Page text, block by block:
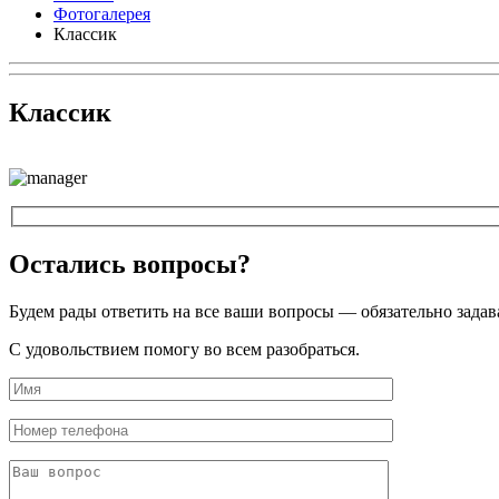
Фотогалерея
Классик
Классик
Остались вопросы?
Будем рады ответить на все ваши вопросы — обязательно
С удовольствием помогу во всем разобраться.